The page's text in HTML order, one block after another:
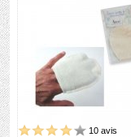
10 avis